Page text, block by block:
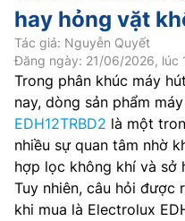
hay hỏng vặt
Tác giả: Nguyễn Quyết
Đăng ngày: 21/06/2026, lúc
Trong phân khúc máy
nay, dòng sản phẩm
EDH12TRBD2 là một
nhiều sự quan tâm nhờ
hợp lọc không khí và sở
Tuy nhiên, câu hỏi được
khi mua là Electrolux